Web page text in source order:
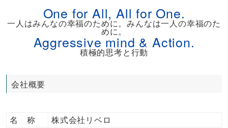
One for All, All for One.
一人はみんなの幸福のために。みんなは一人の幸福のた
めに。
Aggressive mind & Action.
積極的思考と行動
会社概要
名 称
株式会社リベロ